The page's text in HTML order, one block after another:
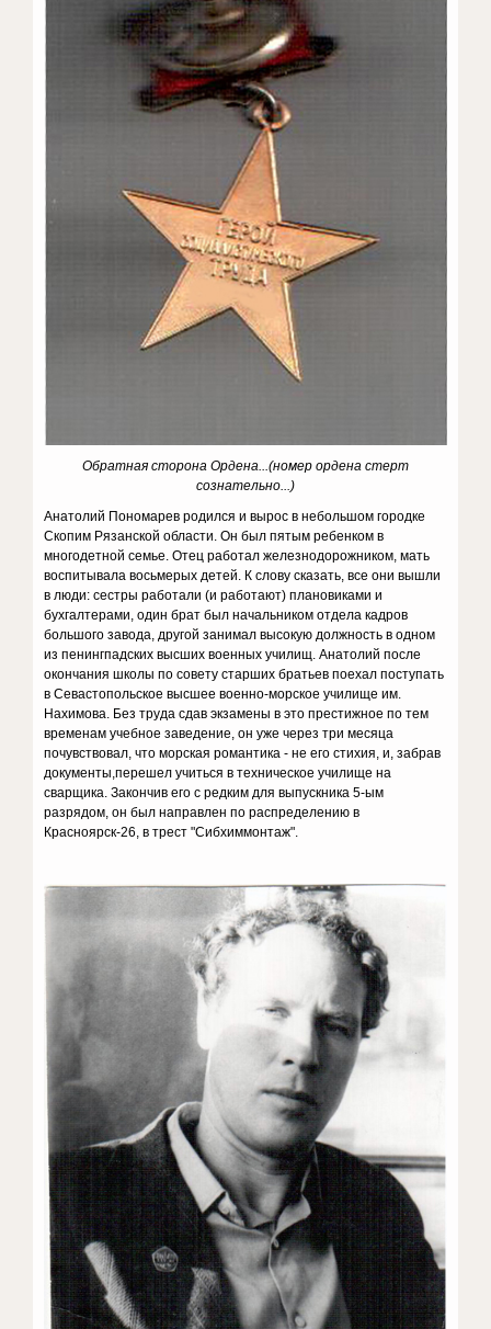
Обратная сторона Ордена...(номер ордена стерт
сознательно...)
Анатолий Пономарев родился и вырос в небольшом городке
Скопим Рязанской области. Он был пятым ребенком в
многодетной семье. Отец работал железнодорожником, мать
воспитывала восьмерых детей. К слову сказать, все они вышли
в люди: сестры работали (и работают) плановиками и
бухгалтерами, один брат был начальником отдела кадров
большого завода, другой занимал высокую должность в одном
из пенингпадских высших военных училищ. Анатолий после
окончания школы по совету старших братьев поехал поступать
в Севастопольское высшее военно-морское училище им.
Нахимова. Без труда сдав экзамены в это престижное по тем
временам учебное заведение, он уже через три месяца
почувствовал, что морская романтика - не его стихия, и, забрав
документы,перешел учиться в техническое училище на
сварщика. Закончив его с редким для выпускника 5-ым
разрядом, он был направлен по распределению в
Красноярск-26, в трест "Сибхиммонтаж".